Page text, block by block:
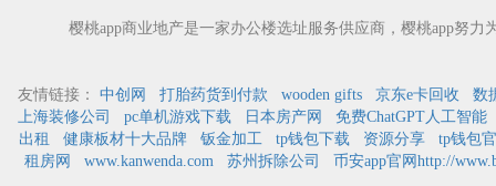
樱桃app商业地产是一家办公楼选址服务供应商，樱桃app努力
友情链接： 中创网 打胎药货到付款 wooden gifts 京东e卡回收
数
上海装修公司
pc单机游戏下载 日本房产网
免费ChatGPT人工智能
出租
健康板材十大品牌 钣金加工 tp钱包下载 资源分享
tp钱包
租房网
www.kanwenda.com 苏州拆除公司 币安app官网http://